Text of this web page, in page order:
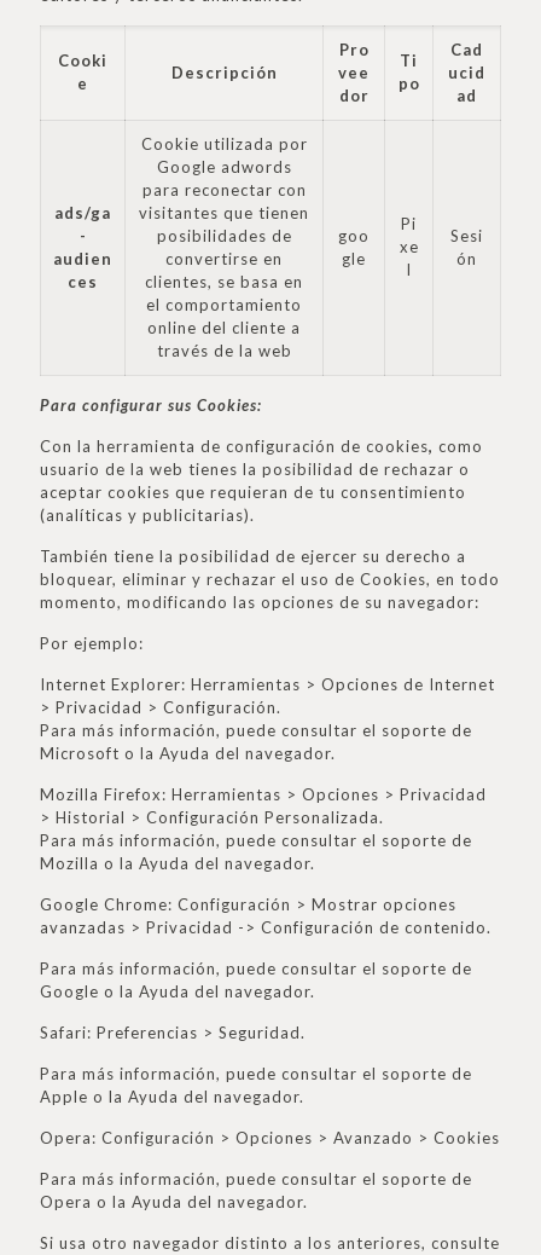
Cooki
e
Descripción
Pro
vee
dor
Ti
po
Cad
ucid
ad
ads/ga
-
audien
ces
Cookie utilizada por
Google adwords
para reconectar con
visitantes que tienen
posibilidades de
convertirse en
clientes, se basa en
el comportamiento
online del cliente a
través de la web
goo
gle
Pi
xe
l
Sesi
ón
Para configurar sus Cookies:
Con la herramienta de configuración de cookies, como
usuario de la web tienes la posibilidad de rechazar o
aceptar cookies que requieran de tu consentimiento
(analíticas y publicitarias).
También tiene la posibilidad de ejercer su derecho a
bloquear, eliminar y rechazar el uso de Cookies, en todo
momento, modificando las opciones de su navegador:
Por ejemplo:
Internet Explorer: Herramientas > Opciones de Internet
> Privacidad > Configuración.
Para más información, puede consultar el soporte de
Microsoft o la Ayuda del navegador.
Mozilla Firefox: Herramientas > Opciones > Privacidad
> Historial > Configuración Personalizada.
Para más información, puede consultar el soporte de
Mozilla o la Ayuda del navegador.
Google Chrome: Configuración > Mostrar opciones
avanzadas > Privacidad -> Configuración de contenido.
Para más información, puede consultar el soporte de
Google o la Ayuda del navegador.
Safari: Preferencias > Seguridad.
Para más información, puede consultar el soporte de
Apple o la Ayuda del navegador.
Opera: Configuración > Opciones > Avanzado > Cookies
Para más información, puede consultar el soporte de
Opera o la Ayuda del navegador.
Si usa otro navegador distinto a los anteriores, consulte